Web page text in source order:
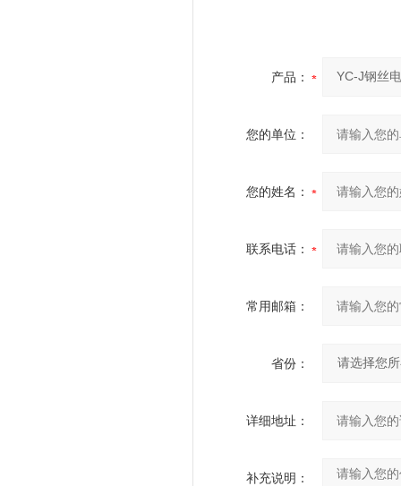
产品：
您的单位：
您的姓名：
联系电话：
常用邮箱：
省份：
详细地址：
补充说明：